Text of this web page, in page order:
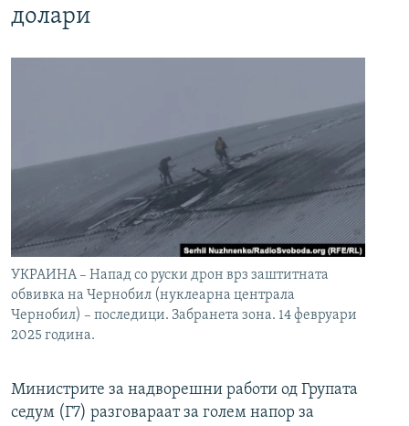
долари
УКРАИНА – Напад со руски дрон врз заштитната
обвивка на Чернобил (нуклеарна централа
Чернобил) – последици. Забранета зона. 14 февруари
2025 година.
Министрите за надворешни работи од Групата
седум (Г7) разговараат за голем напор за